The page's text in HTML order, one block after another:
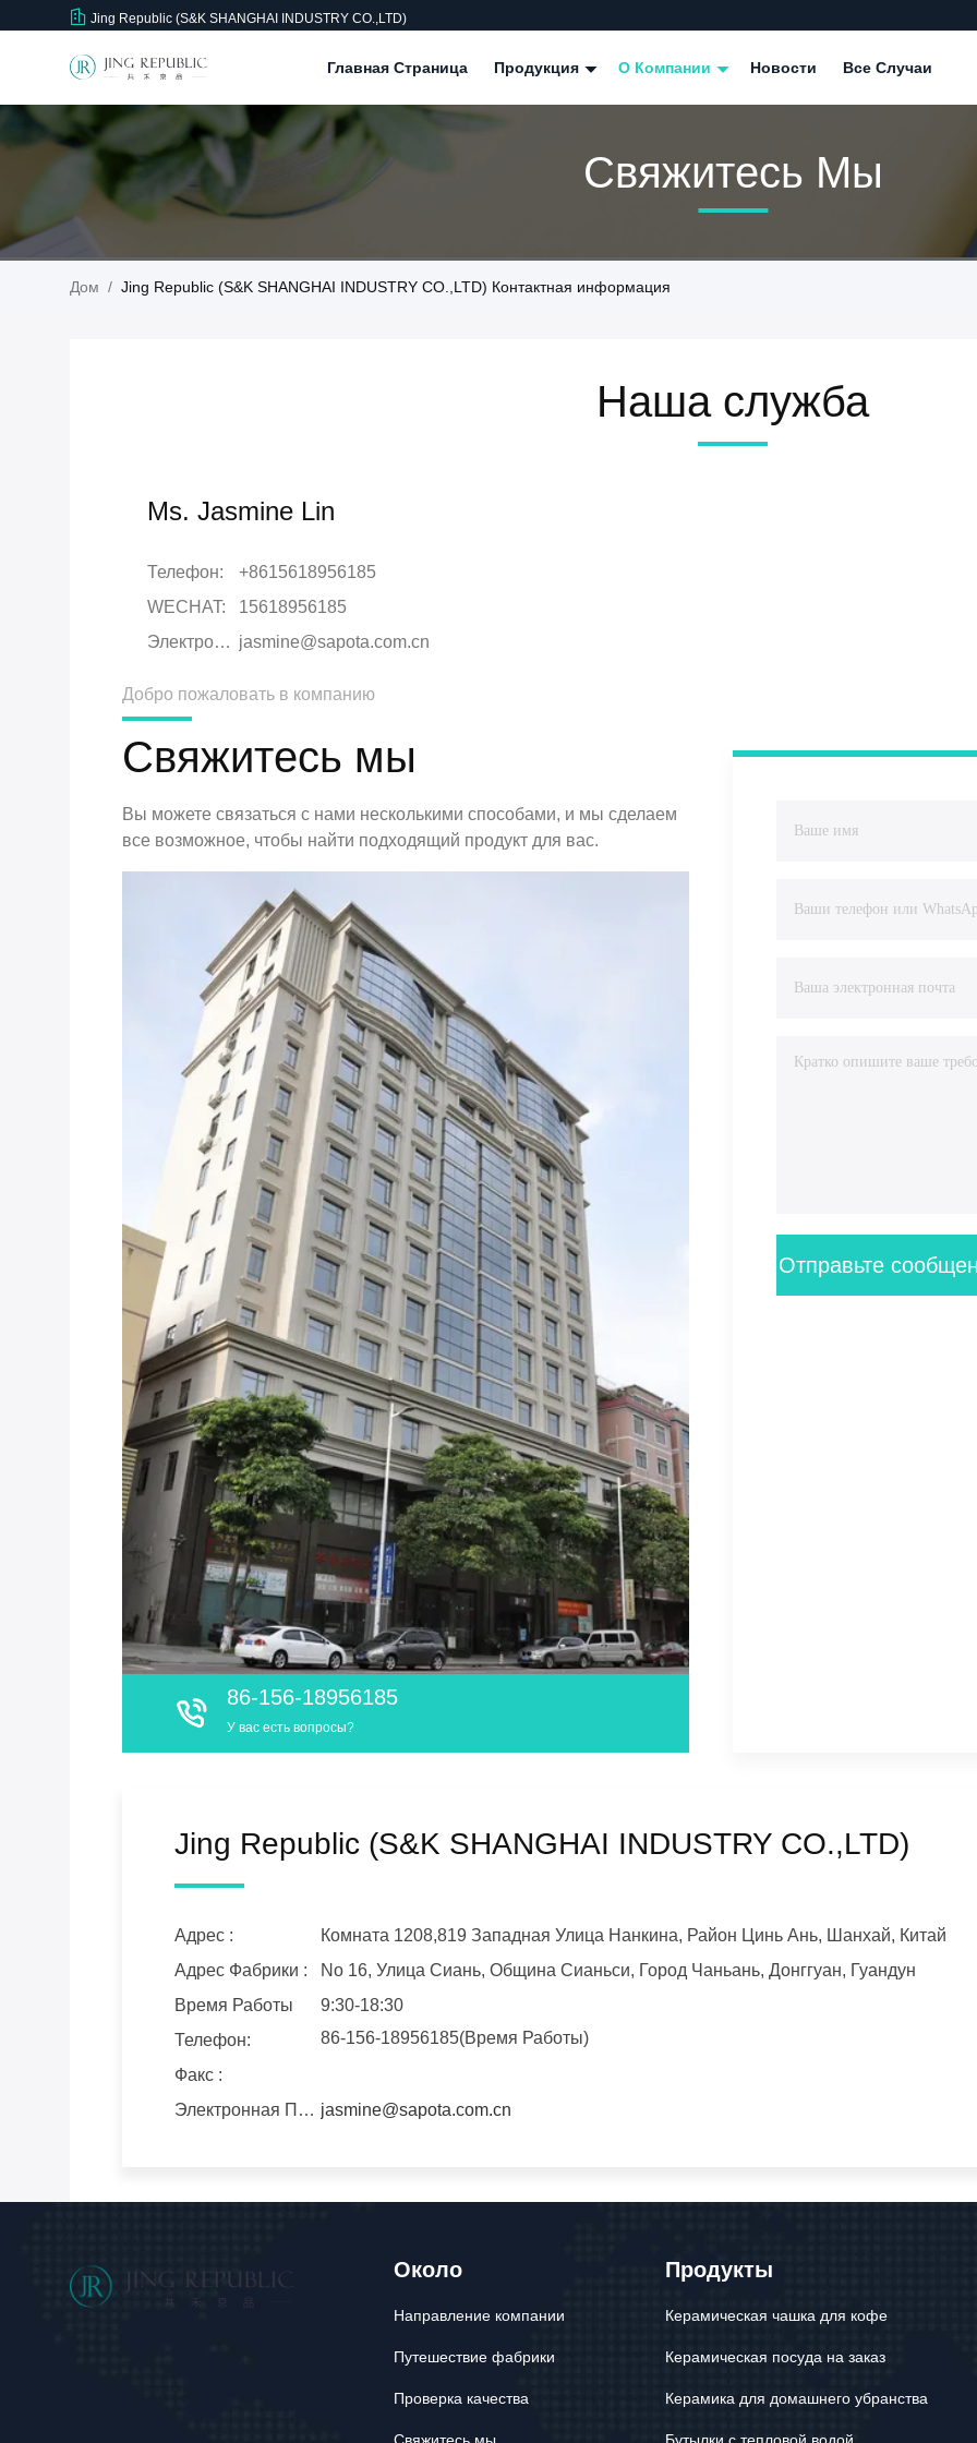
Jing Republic (S&K SHANGHAI INDUSTRY CO.,LTD)
Главная Страница Продукция О Компании Новости Все Случаи
Свяжитесь Мы
Дом / Jing Republic (S&K SHANGHAI INDUSTRY CO.,LTD) Контактная информация
Наша служба
Ms. Jasmine Lin
Телефон:
+8615618956185
WECHAT:
15618956185
Электронная почта: jasmine@sapota.com.cn
Добро пожаловать в компанию
Свяжитесь мы
Вы можете связаться с нами несколькими способами, и мы сделаем
все возможное, чтобы найти подходящий продукт для вас.
86-156-18956185
У вас есть вопросы?
Отправьте
Jing Republic (S&K SHANGHAI INDUSTRY CO.,LTD)
Адрес :
Комната 1208,819 Западная Улица Нанкина, Район Цинь Ань, Шанхай, Китай
Адрес Фабрики :
No 16, Улица Сиань, Община Сианьси, Город Чаньань, Донггуан, Гуандун
Время Работы
9:30-18:30
Телефон:
86-156-18956185(Время Работы)
Факс :
Электронная Почта : jasmine@sapota.com.cn
Около
Направление компании
Путешествие фабрики
Проверка качества
Продукты
Керамическая чашка для кофе
Керамическая посуда на заказ
Керамика для домашнего убранства